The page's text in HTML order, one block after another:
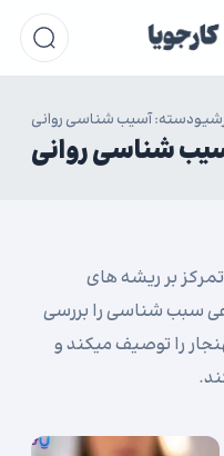
دسته: آسیب شناسی روانی
شناسی روانی
بر ریشه های
سبب شناسی را بررسی
را توصیف میکند و